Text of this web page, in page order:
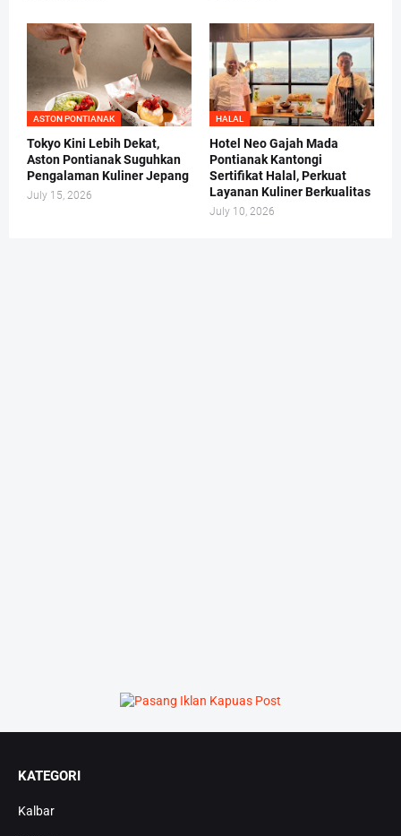
ASTON PONTIANAK
Tokyo Kini Lebih Dekat,
Aston Pontianak Suguhkan
Pengalaman Kuliner Jepang
July 15, 2026
HALAL
Hotel Neo Gajah Mada
Pontianak Kantongi
Sertifikat Halal, Perkuat
Layanan Kuliner Berkualitas
July 10, 2026
KATEGORI
Kalbar